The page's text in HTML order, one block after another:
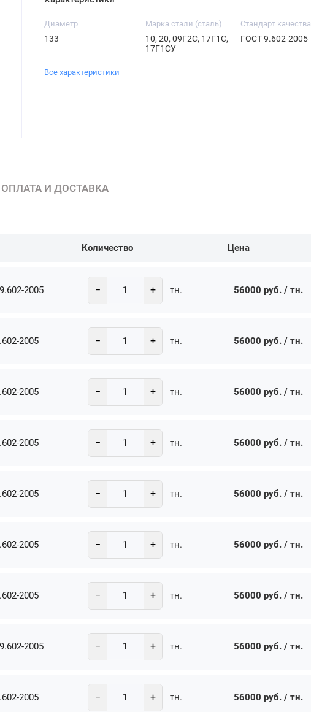
Диаметр
133
Марка стали (сталь)
10, 20, 09Г2С, 17Г1С,
17Г1СУ
Стандарт качества
ГОСТ 9.602-2005
Все характеристики
ОПЛАТА И ДОСТАВКА
Количество Цена
2005 − + тн. 56000 руб. / тн.
2005 − + тн. 56000 руб. / тн.
2005 − + тн. 56000 руб. / тн.
2005 − + тн. 56000 руб. / тн.
2005 − + тн. 56000 руб. / тн.
2005 − + тн. 56000 руб. / тн.
2005 − + тн. 56000 руб. / тн.
2005 − + тн. 56000 руб. / тн.
2005 − + тн. 56000 руб. / тн.